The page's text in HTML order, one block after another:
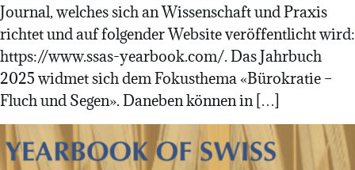
Journal, welches sich an Wissenschaft und Praxis
richtet und auf folgender Website veröffentlicht wird:
https://www.ssas-yearbook.com/. Das Jahrbuch
2025 widmet sich dem Fokusthema «Bürokratie –
Fluch und Segen». Daneben können in […]